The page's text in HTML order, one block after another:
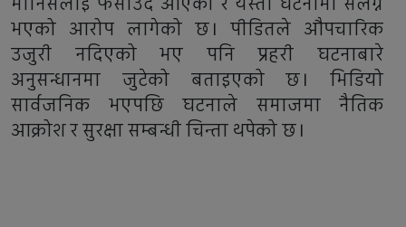
भएको आरोप लागेको छ। पीडितले औपचारिक
उजुरी नदिएको भए पनि प्रहरी घटनाबारे
अनुसन्धानमा जुटेको बताइएको छ। भिडियो
सार्वजनिक भएपछि घटनाले समाजमा नैतिक
आक्रोश र सुरक्षा सम्बन्धी चिन्ता थपेको छ।